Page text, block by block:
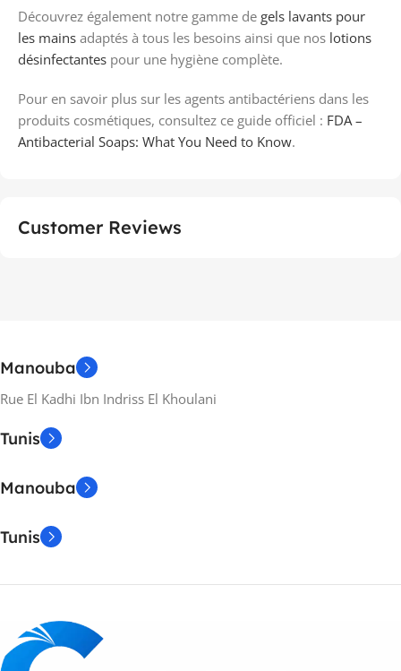
Découvrez également notre gamme de gels lavants pour
les mains adaptés à tous les besoins ainsi que nos lotions
désinfectantes pour une hygiène complète.
Pour en savoir plus sur les agents antibactériens dans les
produits cosmétiques, consultez ce guide officiel : FDA –
Antibacterial Soaps: What You Need to Know.
Customer Reviews
Manouba
Rue El Kadhi Ibn Indriss El Khoulani
Tunis
Manouba
Tunis